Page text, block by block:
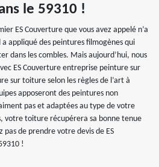
le 59310 !
ES Couverture que vous avez appelé n’a
a appliqué des peintures filmogènes qui
dans les combles. Mais aujourd’hui, nous
ES Couverture entreprise peinture sur
sur toiture selon les règles de l’art à
apposeront des peintures non
pas et adaptées au type de votre
votre toiture récupérera sa bonne tenue
pas de prendre votre devis de ES
!